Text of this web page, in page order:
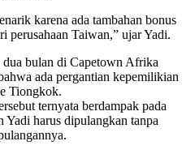
karena ada tambahan bonus
perusahaan Taiwan,” ujar Yadi.
dua bulan di Capetown Afrika
ada pergantian kepemilikian
Tiongkok.
ternyata berdampak pada
harus dipulangkan tanpa